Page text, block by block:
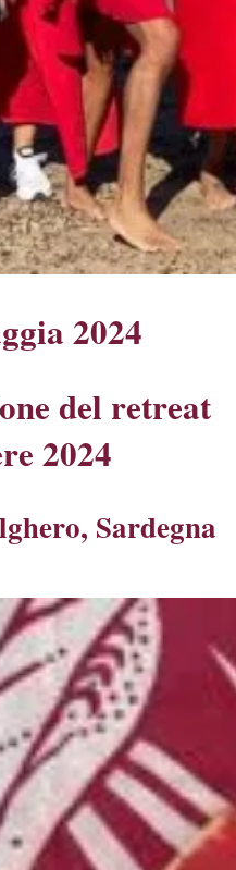
2024
del retreat
2024
Sardegna